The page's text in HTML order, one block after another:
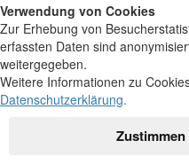
Verwendung von Cookies
Zur Erhebung von
erfassten Daten sind
weitergegeben.
Weitere Informationen zu
Datenschutzerklärung.
Zustimmen